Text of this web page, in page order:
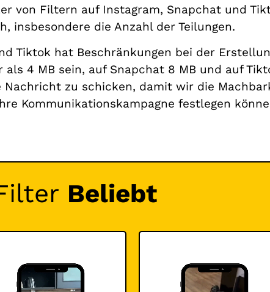
von Filtern auf Instagram, Snapchat und
insbesondere die Anzahl der Teilungen.
Tiktok hat Beschränkungen bei der
4 MB sein, auf Snapchat 8 MB und auf
zu schicken, damit wir die
Kommunikationskampagne festlegen
Beliebt